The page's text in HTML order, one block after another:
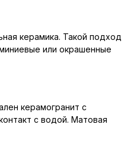
керамика. Такой подход
или окрашенные
керамогранит с
с водой. Матовая